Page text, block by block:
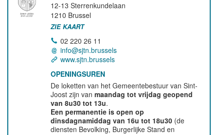
12-13 Sterrenkundelaan
1210 Brussel
ZIE KAART
02 220 26 11
info@sjtn.brussels
www.sjtn.brussels
OPENINGSUREN
De loketten van het Gemeentebestuur van Sint-
Joost zijn vanmaandag tot vrijdag geopend
van 8u30 tot 13u.
Een permanentie is open op
dinsdagnamiddag van 16u tot 18u30 (de
diensten Bevolking, Burgerlijke Stand en